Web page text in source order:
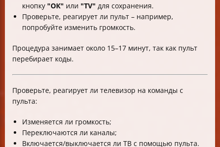
кнопку "ОК" или "TV" для сохранения.
Проверьте, реагирует ли пульт – например,
попробуйте изменить громкость.
Процедура занимает около 15–17 минут, так как пульт
перебирает коды.
Проверьте, реагирует ли телевизор на команды с
пульта:
Изменяется ли громкость;
Переключаются ли каналы;
Включается/выключается ли ТВ с помощью пульта.